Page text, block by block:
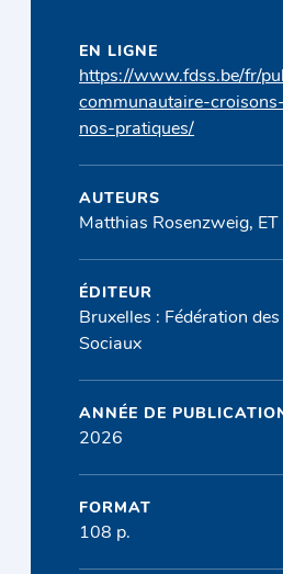
EN LIGNE
https://www.fdss.be/fr/
communautaire-
nos-pratiques/
AUTEURS
Matthias Rosenzweig, ET
ÉDITEUR
Bruxelles : Fédération des
Sociaux
ANNÉE DE
2026
FORMAT
108 p.